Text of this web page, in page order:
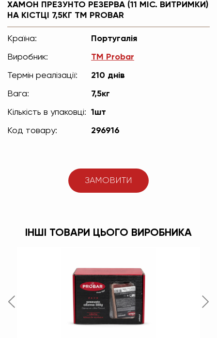
ХАМОН ПРЕЗУНТО РЕЗЕРВА (11 МІС. ВИТРИМКИ)
НА КІСТЦІ 7,5КГ TM PROBAR
Країна: Португалія
Виробник: TM Probar
Термін реалізації: 210 днів
Вага: 7,5кг
Кількість в упаковці: 1шт
Код товару: 296916
ЗАМОВИТИ
ІНШІ ТОВАРИ ЦЬОГО ВИРОБНИКА